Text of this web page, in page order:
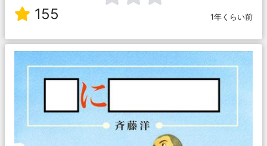
155 1年くらい前